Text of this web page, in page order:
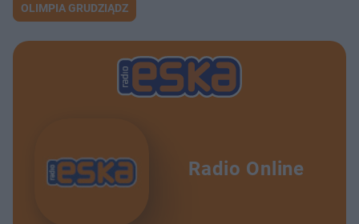
OLIMPIA GRUDZIĄDZ
Radio Online